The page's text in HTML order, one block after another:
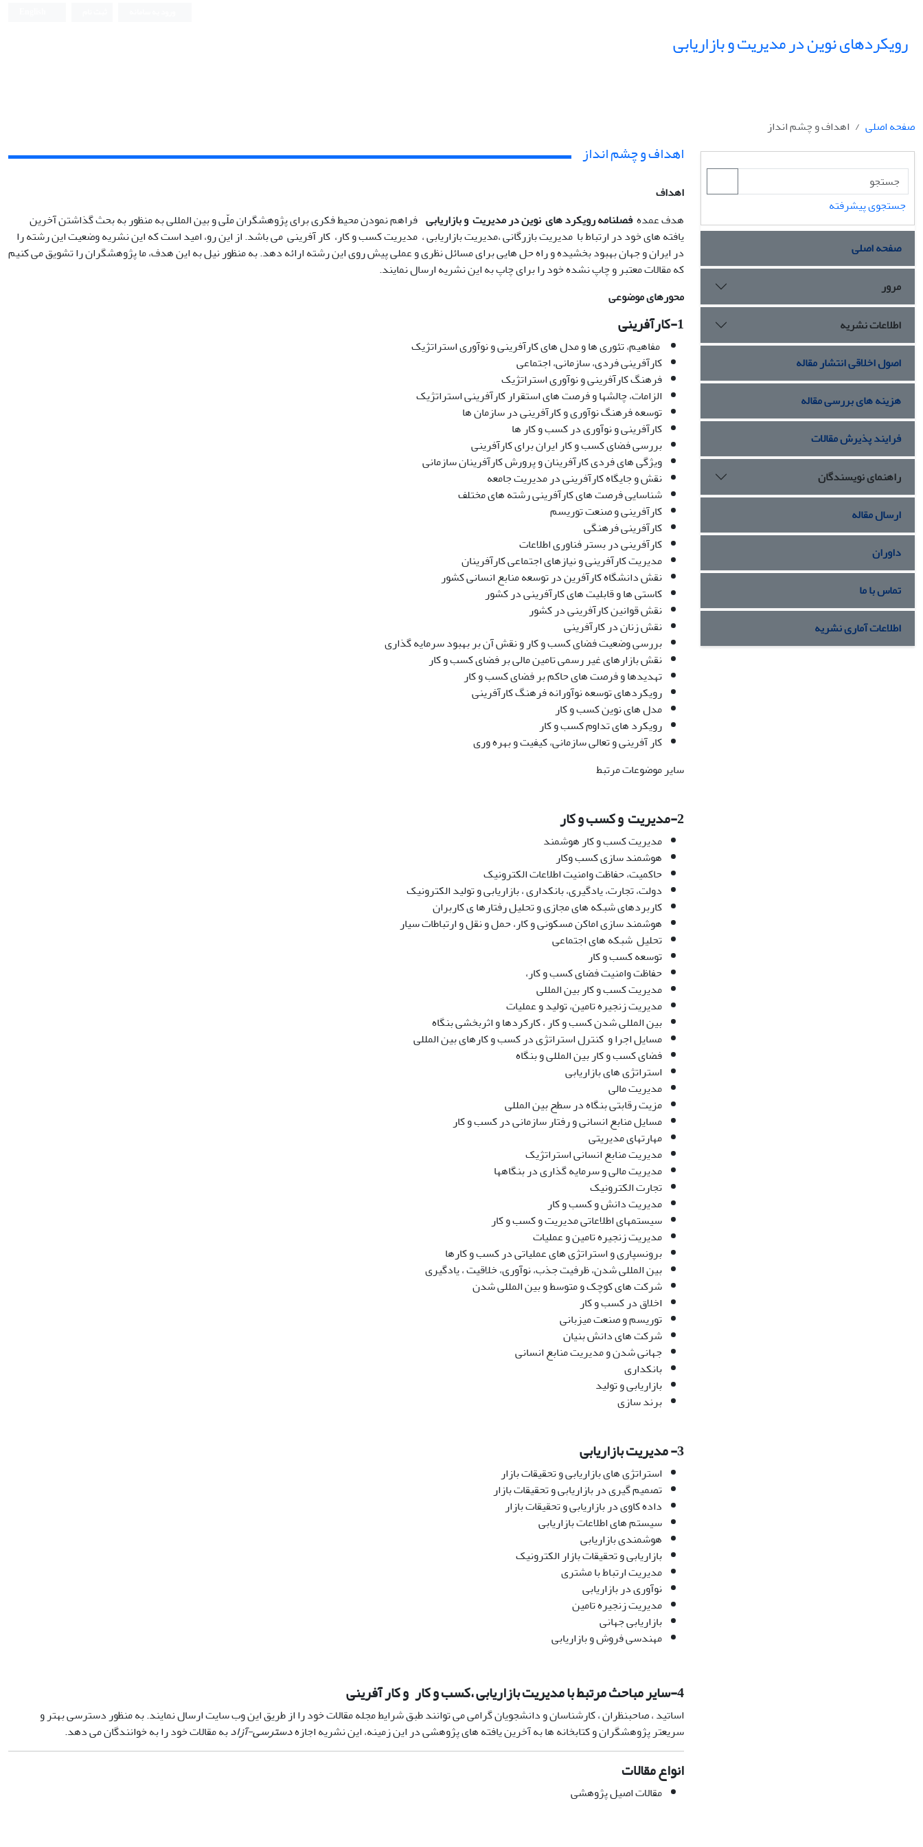
رویکردهای نوین در مدیریت و بازاریابی
صفحه اصلی اهداف و چشم انداز
جستجوی پیشرفته
صفحه اصلی
مرور
اطلاعات نشریه
اصول اخلاقی انتشار مقاله
هزینه های بررسی مقاله
فرایند پذیرش مقالات
راهنمای نویسندگان
ارسال مقاله
داوران
تماس با ما
اطلاعات آماری نشریه
اهداف و چشم انداز
اهداف
هدف عمدهفصلنامه رویکرد های نوین در مدیریت و بازاریابی فراهم نمودن محیط فکری برای پژوهشگران ملّی و بین المللی به منظور به بحث گذاشتن آخرین
یافته های خود در ارتباط با مدیریت بازرگانی ،مدیریت بازاریابی ، مدیریت کسب و کار، کار آفرینی می باشد. از این رو، امید است که این نشریه وضعیت این رشته را
در ایران و جهان بهبود بخشیده و راه حل هایی برای مسائل نظری و عملی پیش روی این رشته ارائه دهد. به منظور نیل به این هدف، ما پژوهشگران را تشویق می کنیم
که مقالات معتبر و چاپ نشده خود را برای چاپ به این نشریه ارسال نمایند.
محورهای موضوعی
1- کارآفرینی
مفاهیم، تئوری ها و مدل های کارآفرینی و نوآوری استراتژیک
کارآفرینی فردی، سازمانی، اجتماعی
فرهنگ کارآفرینی و نوآوری استراتژیک
الزامات، چالش­ها و فرصت های استقرار کارآفرینی استراتژیک
توسعه فرهنگ نوآوری و کارآفرینی در سازمان ها
کارآفرینی و نوآوری در کسب و کار ها
بررسی فضای کسب و کار ایران برای کارآفرینی
ویژگی های فردی کارآفرینان و پرورش کارآفرینان سازمانی
نقش و جایگاه کارآفرینی در مدیریت جامعه
شناسایی فرصت های کارآفرینی رشته های مختلف
کارآفرینی و صنعت توریسم
کارآفرینی فرهنگی
کارآفرینی در بستر فناوری اطلاعات
مدیریت کارآفرینی و نیازهای اجتماعی کارآفرینان
نقش دانشگاه کارآفرین در توسعه منابع انسانی کشور
کاستی ها و قابلیت های کارآفرینی در کشور
نقش قوانین کارآفرینی در کشور
نقش زنان در کارآفرینی
بررسی وضعیت فضای کسب و کار و نقش آن بر بهبود سرمایه گذاری
نقش بازارهای غیر رسمی تامین مالی بر فضای کسب و کار
تهدیدها و فرصت های حاکم بر فضای کسب و کار
رویکردهای توسعه نوآورانه فرهنگ کارآفرینی
مدل های نوین کسب و کار
رویکرد های تداوم کسب و کار
کار آفرینی و تعالی سازمانی، کیفیت و بهره وری
سایر موضوعات مرتبط
2- مدیریت و کسب و کار
مدیریت کسب و کار هوشمند
هوشمند سازی کسب وکار
حاکمیت، حفاظت وامنیت اطلاعات الکترونیک
دولت، تجارت، یادگیری، بانکداری ، بازاریابی و تولید الکترونیک
کاربردهای شبکه های مجازی و تحلیل رفتارها ی کاربران
هوشمند سازی اماکن مسکونی و کار، حمل و نقل و ارتباطات سیار
تحلیل شبکه های اجتماعی
توسعه کسب و کار
حفاظت وامنیت فضای کسب و کار،
مدیریت کسب و کار بین المللی
مدیریت زنجیره تامین، تولید و عملیات
بین المللی شدن کسب و کار ، کارکردها و اثربخشی بنگاه
مسایل اجرا و کنترل استراتژی در کسب و کارهای بین المللی
فضای کسب و کار بین المللی و بنگاه
استراتژی های بازاریابی
مدیریت مالی
مزیت رقابتی بنگاه در سطح بین المللی
مسایل منابع انسانی و رفتار سازمانی در کسب و کار
مهارتهای مدیریتی
مدیریت منابع انسانی استراتژیک
مدیریت مالی و سرمایه گذاری در بنگاهها
تجارت الکترونیک
مدیریت دانش و کسب و کار
سیستمهای اطلاعاتی مدیریت و کسب و کار
مدیریت زنجیره تامین و عملیات
برونسپاری و استراتژی های عملیاتی در کسب و کارها
بین المللی شدن، ظرفیت جذب، نوآوری، خلاقیت ، یادگیری
شرکت های کوچک و متوسط و بین المللی شدن
اخلاق در کسب و کار
توریسم و صنعت میزبانی
شرکت های دانش بنیان
جهانی شدن و مدیریت منابع انسانی
بانکداری
بازاریابی و تولید
برند سازی
3- مدیریت بازاریابی
استراتژی های بازاریابی و تحقیقات بازار
تصمیم گیری در بازاریابی و تحقیقات بازار
داده کاوی در بازاریابی و تحقیقات بازار
سیستم های اطلاعات بازاریابی
هوشمندی بازاریابی
بازاریابی و تحقیقات بازار الکترونیک
مدیریت ارتباط با مشتری
نوآوری در بازاریابی
مدیریت زنجیره تامین
بازاریابی جهانی
مهندسی فروش و بازاریابی
4- سایر مباحث مرتبط با مدیریت بازاریابی ،کسب و کار و کار آفرینی
اساتید ، صاحبنظران ، کارشناسان و دانشجویان گرامی می توانند طبق شرایط مجله مقالات خود را از طریق این وب سایت ارسال نمایند. به منظور دسترسی بهتر و
سریعتر پژوهشگران و کتابخانه ها به آخرین یافته های پژوهشی در این زمینه، این نشریه اجازهدسترسی-آزادبه مقالات خود را به خوانندگان می دهد.
انواع مقالات
مقالات اصیل پژوهشی